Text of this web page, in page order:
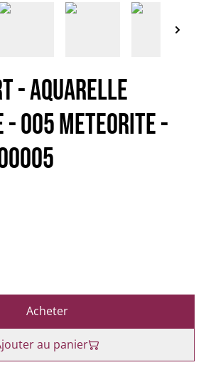
- AQUARELLE
- 005 METEORITE -
Acheter
au panier